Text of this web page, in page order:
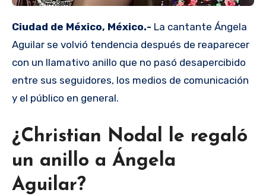
Ciudad de México, México.- La cantante Ángela
Aguilar se volvió tendencia después de reaparecer
con un llamativo anillo que no pasó desapercibido
entre sus seguidores, los medios de comunicación
y el público en general.
¿Christian Nodal le regaló
un anillo a Ángela
Aguilar?